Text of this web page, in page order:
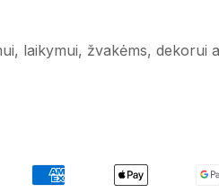
laikymui, žvakėms, dekorui